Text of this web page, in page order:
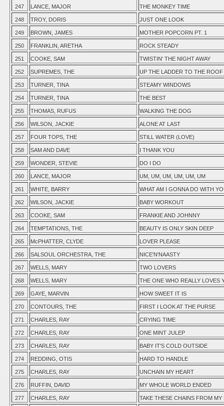
247 LANCE, MAJOR THE MONKEY TIME
248 TROY, DORIS JUST ONE LOOK
249 BROWN, JAMES MOTHER POPCORN PT. 1
250 FRANKLIN, ARETHA ROCK STEADY
251 COOKE, SAM TWISTIN' THE NIGHT AWAY
252 SUPREMES, THE UP THE LADDER TO THE ROOF
253 TURNER, TINA STEAMY WINDOWS
254 TURNER, TINA THE BEST
255 THOMAS, RUFUS WALKING THE DOG
256 WILSON, JACKIE ALONE AT LAST
257 FOUR TOPS, THE STILL WATER (LOVE)
258 SAM AND DAVE I THANK YOU
259 WONDER, STEVIE DO I DO
260 LANCE, MAJOR UM, UM, UM, UM, UM, UM
261 WHITE, BARRY WHAT AM I GONNA DO WITH
262 WILSON, JACKIE BABY WORKOUT
263 COOKE, SAM FRANKIE AND JOHNNY
264 TEMPTATIONS, THE BEAUTY IS ONLY SKIN DEEP
265 McPHATTER, CLYDE LOVER PLEASE
266 SALSOUL ORCHESTRA, THE NICE'N'NAASTY
267 WELLS, MARY TWO LOVERS
268 WELLS, MARY THE ONE WHO REALLY LOVES
269 GAYE, MARVIN HOW SWEET IT IS
270 CONTOURS, THE FIRST I LOOK AT THE PURSE
271 CHARLES, RAY CRYING TIME
272 CHARLES, RAY ONE MINT JULEP
273 CHARLES, RAY BABY IT'S COLD OUTSIDE
274 REDDING, OTIS HARD TO HANDLE
275 CHARLES, RAY UNCHAIN MY HEART
276 RUFFIN, DAVID MY WHOLE WORLD ENDED
277 CHARLES, RAY TAKE THESE CHAINS FROM MY